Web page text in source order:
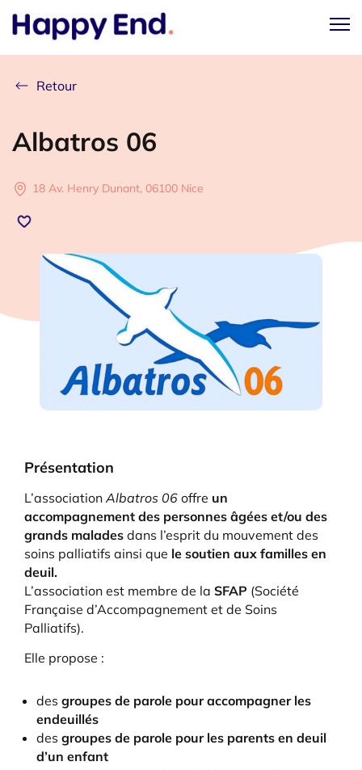
Retour
Albatros 06
18 Av. Henry Dunant, 06100 Nice
Présentation
L’association Albatros 06 offre un
accompagnement des personnes âgées et/ou des
grands malades dans l’esprit du mouvement des
soins palliatifs ainsi que le soutien aux familles en
deuil.
L’association est membre de la SFAP (Société
Française d’Accompagnement et de Soins
Palliatifs).
Elle propose :
des groupes de parole pour accompagner les
endeuillés
des groupes de parole pour les parents en deuil
d’un enfant